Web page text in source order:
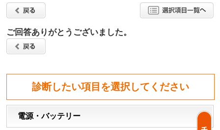
ご回答ありがとうございました。
診断したい項目を選択してください
電源・バッテリー